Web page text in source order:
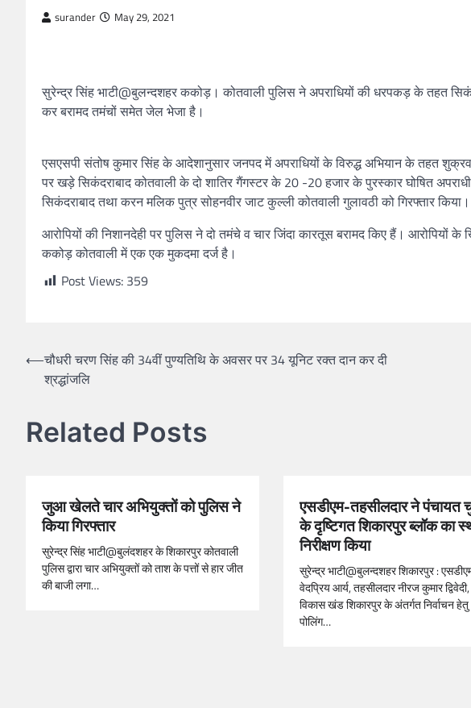
surander May 29, 2021
सुरेन्द्र सिंह भाटी@बुलन्दशहर ककोड़। कोतवाली पुलिस ने अपराधियों की धरपकड़ के तहत
कर बरामद तमंचों समेत जेल भेजा है।
एसएसपी संतोष कुमार सिंह के आदेशानुसार जनपद में अपराधियों के विरुद्ध अभियान के तहत
पर खड़े सिकंदराबाद कोतवाली के दो शातिर गैंगस्टर के 20 -20 हजार के पुरस्कार घोषित
सिकंदराबाद तथा करन मलिक पुत्र सोहनवीर जाट कुल्ली कोतवाली गुलावठी को गिरफ्तार किया।
आरोपियों की निशानदेही पर पुलिस ने दो तमंचे व चार जिंदा कारतूस बरामद किए हैं। आरोपियों के
ककोड़ कोतवाली में एक एक मुकदमा दर्ज है।
Post Views: 359
⟵चौधरी चरण सिंह की 34वीं पुण्यतिथि के अवसर पर 34 यूनिट रक्त दान कर दी
श्रद्धांजलि
Related Posts
जुआ खेलते चार अभियुक्तों को पुलिस ने
किया गिरफ्तार
सुरेन्द्र सिंह भाटी@बुलंदशहर के शिकारपुर कोतवाली
पुलिस द्वारा चार अभियुक्तों को ताश के पत्तों से हार जीत
की बाजी लगा…
एसडीएम-तहसीलदार ने पंचायत
के दृष्टिगत शिकारपुर ब्लॉक का
निरीक्षण किया
सुरेन्द्र भाटी@बुलन्दशहर शिकारपुर :
वेदप्रिय आर्य, तहसीलदार नीरज कुमार
विकास खंड शिकारपुर के अंतर्गत निर्वाचन हेतु
पोलिंग…